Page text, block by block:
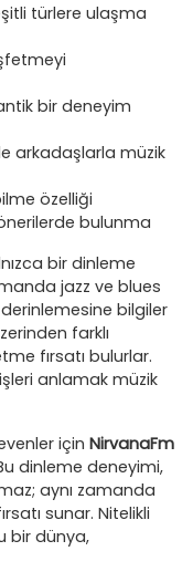
türlere ulaşma
bir deneyim
arkadaşlarla müzik
özelliği
bulunma
bir dinleme
jazz ve blues
bilgiler
farklı
fırsatı bulurlar.
anlamak müzik
için NirvanaFm
dinleme deneyimi,
aynı zamanda
sunar. Nitelikli
bir dünya,